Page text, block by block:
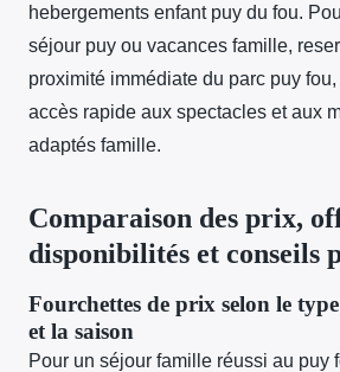
hebergements enfant puy du fou.
séjour puy ou vacances famille,
proximité immédiate du parc puy fou,
accès rapide aux spectacles et aux
adaptés famille.
Comparaison des prix,
disponibilités et conseils
Fourchettes de prix selon le
et la saison
Pour un séjour famille réussi au puy